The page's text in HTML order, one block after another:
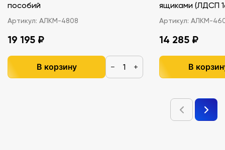
пособий
Артикул: АЛКМ-4808
19 195 ₽
В корзину − +
ящиками
Артикул: АЛКМ-
14 285 ₽
В